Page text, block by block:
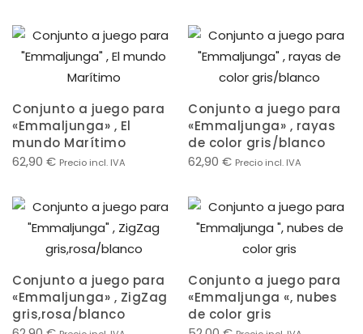
Conjunto a juego para
«Emmaljunga» , El
mundo Marítimo
62,90 € Precio incl. IVA
Conjunto a juego para
«Emmaljunga» , rayas
de color gris/blanco
62,90 € Precio incl. IVA
Conjunto a juego para
«Emmaljunga» , ZigZag
gris,rosa/blanco
Conjunto a juego para
«Emmaljunga «, nubes
de color gris